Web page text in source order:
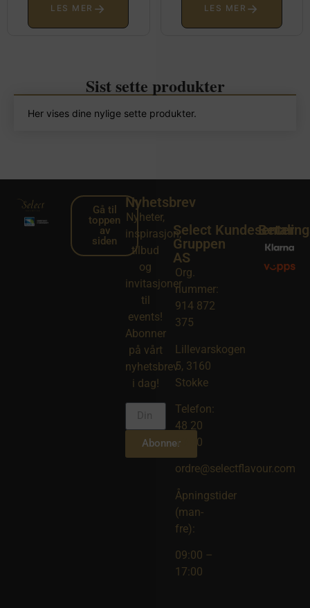
LES MER → LES MER →
Sist sette produkter
Her vises dine nylige sette produkter.
Gå til
toppen
av
siden
Nyhetsbrev
Nyheter,
inspirasjon,
tilbud
og
invitasjoner
til
events!
Abonner
på vårt
nyhetsbrev
i dag!
Abonner
Select
Gruppen
AS
Org.
nummer:
914 872
375
Lillevarskogen
5, 3160
Stokke
Telefon:
48 20
10 00
ordre@selectflavour.com
Åpningstider
(man-
fre):
09:00 –
17:00
Kundesenter